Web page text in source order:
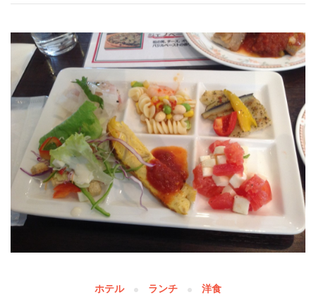
ホテル ランチ 洋食